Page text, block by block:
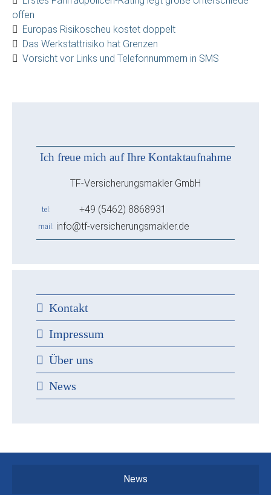
offen
Europas Risikoscheu kostet doppelt
Das Werkstattrisiko hat Grenzen
Vorsicht vor Links und Telefonnummern in SMS
Ich freue mich auf Ihre Kontaktaufnahme
TF-Versicherungsmakler GmbH
tel +49 (5462) 8868931
mail info@tf-versicherungsmakler.de
Kontakt
Impressum
Über uns
News
News